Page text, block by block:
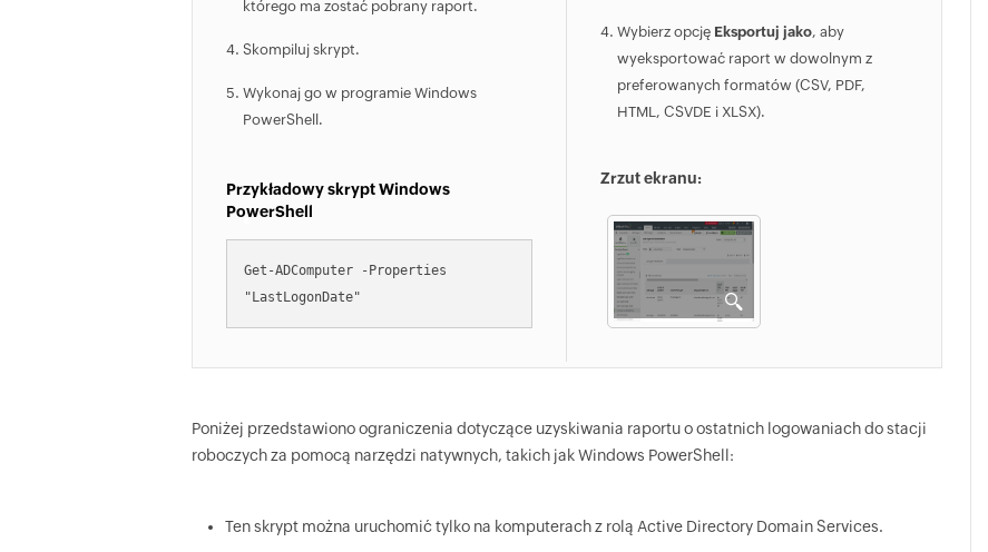
którego ma zostać pobrany raport.
Skompiluj skrypt.
Wykonaj go w programie Windows
PowerShell.
Przykładowy skrypt Windows
PowerShell
Get-ADComputer -Properties
"LastLogonDate"
Wybierz opcję Eksportuj jako, aby
wyeksportować raport w dowolnym z
preferowanych formatów (CSV, PDF,
HTML, CSVDE i XLSX).
Zrzut ekranu:
Poniżej przedstawiono ograniczenia dotyczące uzyskiwania raportu o ostatnich logowaniach do stacji
roboczych za pomocą narzędzi natywnych, takich jak Windows PowerShell:
Ten skrypt można uruchomić tylko na komputerach z rolą Active Directory Domain Services.